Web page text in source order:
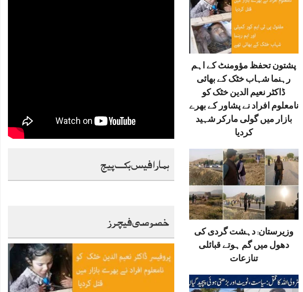
پشتون تحفظ مؤومنٹ کے اہم
رہنما شہاب خٹک کے بھائی
ڈاکٹر نعیم الدین خٹک کو
نامعلوم افراد نے پشاور کے بھرے
بازار میں گولی مارکر شہید
کردیا
وزیرستان: دہشت گردی کی
دھول میں گم ہوتے قبائلی
تنازعات
ہمارا فیس بک پیج
خصوصی فیچرز